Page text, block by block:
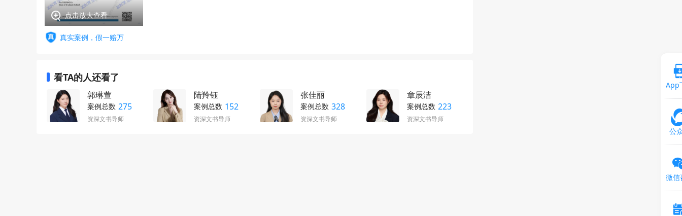
点击放大查看
真实案例，假一赔万
看TA的人还看了
郭琳萱
案例总数 275
资深文书导师
陆羚钰
案例总数 152
资深文书导师
张佳丽
案例总数 328
资深文书导师
章辰洁
案例总数 223
资深文书导师
App
公
微信